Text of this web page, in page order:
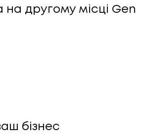
на другому місці Gen
бізнес